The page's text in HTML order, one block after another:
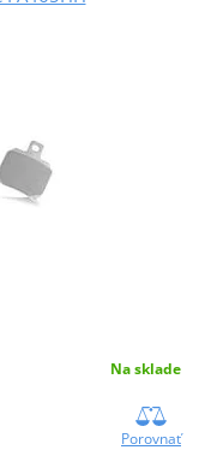
Na sklade
Porovnať